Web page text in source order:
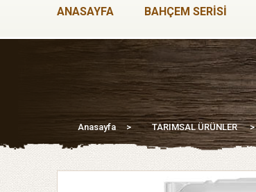
ANASAYFA BAHÇEM SERİSİ
Anasayfa > TARIMSAL ÜRÜNLER >